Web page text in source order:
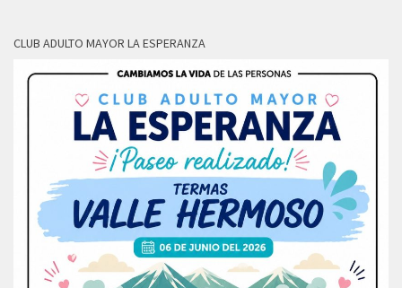
CLUB ADULTO MAYOR LA ESPERANZA